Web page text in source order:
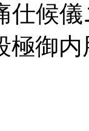
候儀
御内